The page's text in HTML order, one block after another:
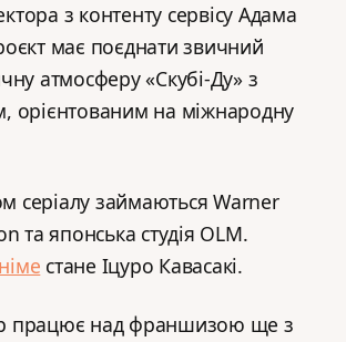
з контенту сервісу Адама
має поєднати звичний
атмосферу «Скубі-Ду» з
орієнтованим на міжнародну
серіалу займаються Warner
та японська студія OLM.
стане Іцуро Кавасакі.
працює над франшизою ще з